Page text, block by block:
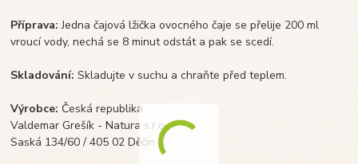
Příprava: Jedna čajová lžička ovocného čaje se přelije 200 ml
vroucí vody, nechá se 8 minut odstát a pak se scedí.
Skladování:Skladujte v suchu a chraňte před teplem.
Výrobce: Česká republika
Valdemar Grešík - Natura s.r.o.
Saská 134/60 / 405 02 Děčín X